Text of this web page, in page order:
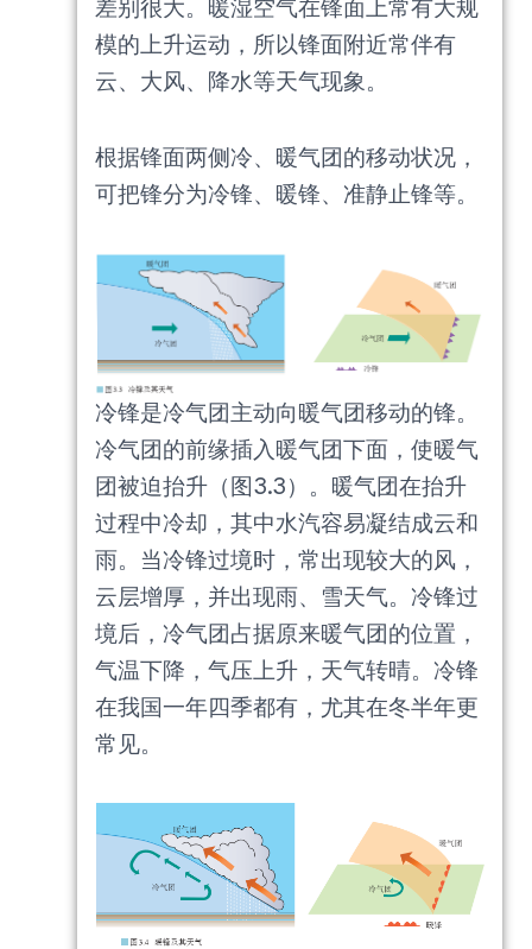
差别很大。暖湿空气在锋面上常有大规
模的上升运动，所以锋面附近常伴有
云、大风、降水等天气现象。
根据锋面两侧冷、暖气团的移动状况，
可把锋分为冷锋、暖锋、准静止锋等。
冷锋是冷气团主动向暖气团移动的锋。
冷气团的前缘插入暖气团下面，使暖气
团被迫抬升（图3.3）。暖气团在抬升
过程中冷却，其中水汽容易凝结成云和
雨。当冷锋过境时，常出现较大的风，
云层增厚，并出现雨、雪天气。冷锋过
境后，冷气团占据原来暖气团的位置，
气温下降，气压上升，天气转晴。冷锋
在我国一年四季都有，尤其在冬半年更
常见。